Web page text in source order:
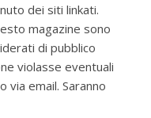
dei siti linkati.
magazine sono
di pubblico
violasse eventuali
via email. Saranno